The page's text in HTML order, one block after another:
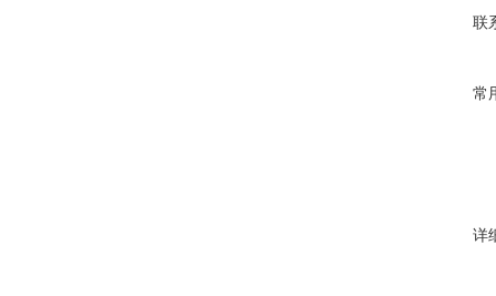
联
常
详